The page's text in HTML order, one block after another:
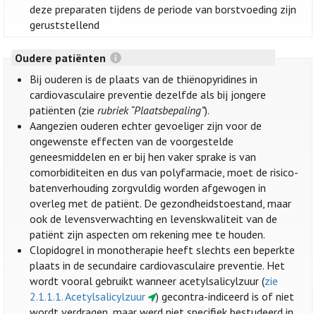
deze preparaten tijdens de periode van borstvoeding zijn
geruststellend
Oudere patiënten
Bij ouderen is de plaats van de thiënopyridines in
cardiovasculaire preventie dezelfde als bij jongere
patiënten (zierubriek “Plaatsbepaling”).
Aangezien ouderen echter gevoeliger zijn voor de
ongewenste effecten van de voorgestelde
geneesmiddelen en er bij hen vaker sprake is van
comorbiditeiten en dus van polyfarmacie, moet de risico-
batenverhouding zorgvuldig worden afgewogen in
overleg met de patiënt. De gezondheidstoestand, maar
ook de levensverwachting en levenskwaliteit van de
patiënt zijn aspecten om rekening mee te houden.
Clopidogrel in monotherapie heeft slechts een beperkte
plaats in de secundaire cardiovasculaire preventie. Het
wordt vooral gebruikt wanneer acetylsalicylzuur (zie
2.1.1.1. Acetylsalicylzuur
) gecontra-indiceerd is of niet